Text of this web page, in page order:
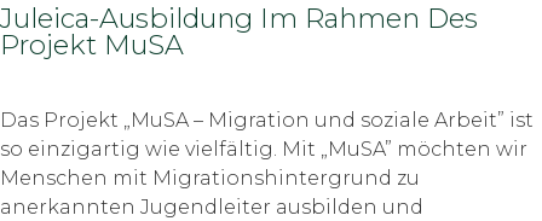
Juleica-Ausbildung Im Rahmen Des
Projekt MuSA
Das Projekt „MuSA – Migration und soziale Arbeit” ist
so einzigartig wie vielfältig. Mit „MuSA” möchten wir
Menschen mit Migrationshintergrund zu
anerkannten Jugendleiter ausbilden und